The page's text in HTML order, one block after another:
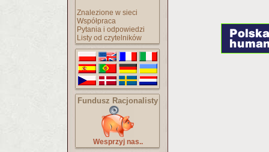
Znalezione w sieci
Współpraca
Pytania i odpowiedzi
Listy od czytelników
Fundusz Racjonalisty
Wesprzyj nas..